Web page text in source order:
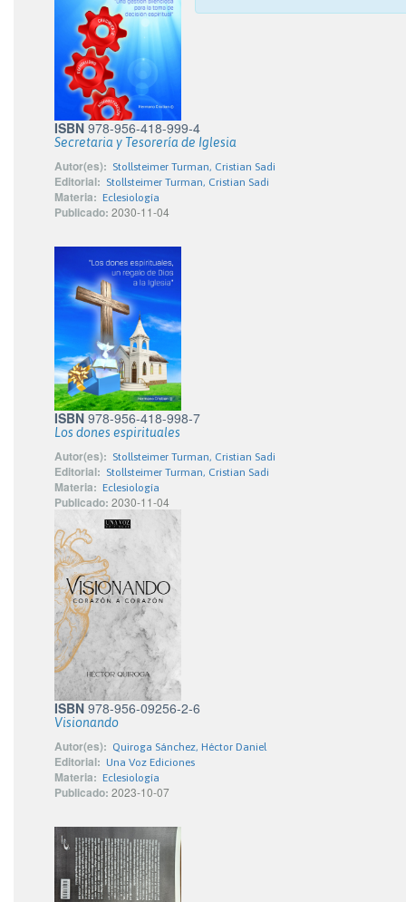
ISBN 978-956-418-999-4
Secretaria y Tesorería de Iglesia
Autor(es): Stollsteimer Turman, Cristian Sadi
Editorial: Stollsteimer Turman, Cristian Sadi
Materia: Eclesiología
Publicado: 2030-11-04
ISBN 978-956-418-998-7
Los dones espirituales
Autor(es): Stollsteimer Turman, Cristian Sadi
Editorial: Stollsteimer Turman, Cristian Sadi
Materia: Eclesiología
Publicado: 2030-11-04
ISBN 978-956-09256-2-6
Visionando
Autor(es): Quiroga Sánchez, Héctor Daniel
Editorial: Una Voz Ediciones
Materia: Eclesiología
Publicado: 2023-10-07